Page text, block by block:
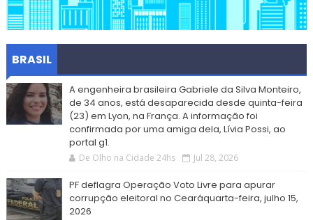
BRASIL
A engenheira brasileira Gabriele da Silva Monteiro,
de 34 anos, está desaparecida desde quinta-feira
(23) em Lyon, na França. A informação foi
confirmada por uma amiga dela, Lívia Possi, ao
portal g1.
De Olho na Cidade 24hs Jul 28, 2026
PF deflagra Operação Voto Livre para apurar
corrupção eleitoral no Cearáquarta-feira, julho 15,
2026